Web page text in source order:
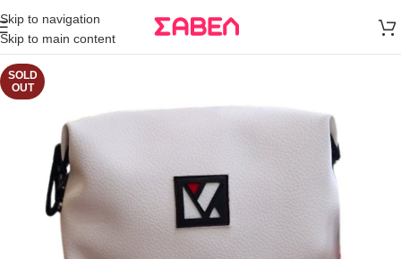
Skip to navigation
Skip to main content
άνω των 80€
Παραγγελία
SOLD
OUT